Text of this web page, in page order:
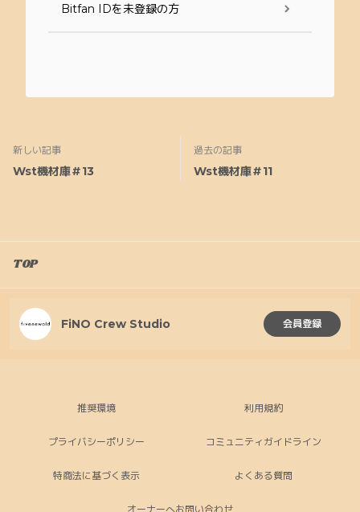
Bitfan IDを未登録の方
新しい記事
Wst機材庫＃13
過去の記事
Wst機材庫＃11
TOP
FiNO Crew Studio 会員登録
推奨環境 利用規約
プライバシーポリシー コミュニティガイドライン
特商法に基づく表示 よくある質問
オーナーへお問い合わせ